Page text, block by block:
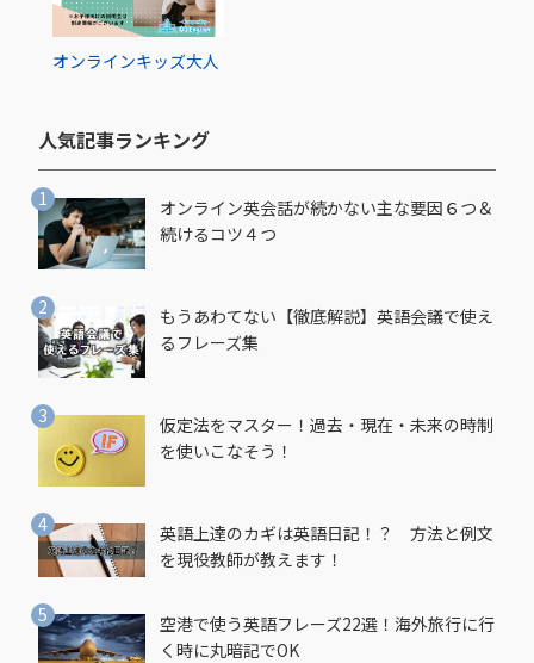
オンラインキッズ大人
人気記事ランキング​
オンライン英会話が続かない主な要因６つ＆
続けるコツ４つ
もうあわてない【徹底解説】英語会議で使え
るフレーズ集
仮定法をマスター！過去・現在・未来の時制
を使いこなそう！
英語上達のカギは英語日記！？ 方法と例文
を現役教師が教えます！
空港で使う英語フレーズ22選！海外旅行に行
く時に丸暗記でOK